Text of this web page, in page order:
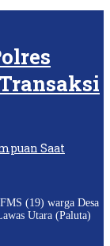
(19) warga Desa
Utara (Paluta)